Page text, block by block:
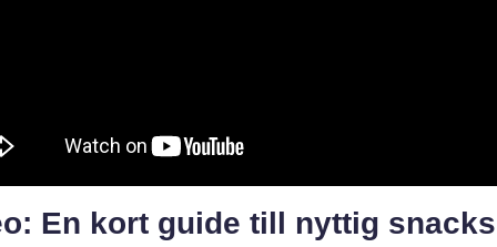
En kort guide till nyttig snacks